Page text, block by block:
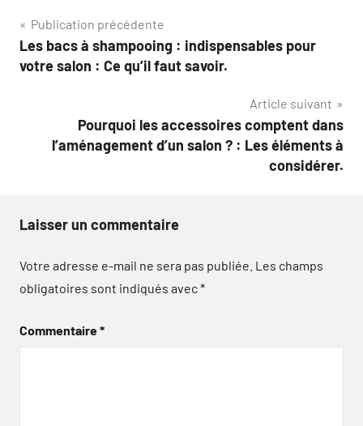
Navigation
de
Publication précédente
Les bacs à shampooing : indispensables pour
votre salon : Ce qu’il faut savoir.
Article suivant
Pourquoi les accessoires comptent dans
l’aménagement d’un salon ? : Les éléments à
considérer.
Laisser un commentaire
Votre adresse e-mail ne sera pas publiée. Les champs
obligatoires sont indiqués avec*
Commentaire*